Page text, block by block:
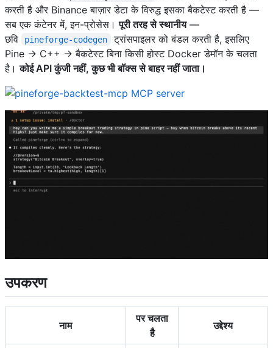
करती है और Binance बाज़ार डेटा के विरुद्ध इसका बैकटेस्ट करती है —
सब एक कंटेनर में, इन-प्रोसेस।पूरी तरह से स्थानीय—
छवि
pineforge-codegen
ट्रांसपाइलर को बंडल करती है, इसलिए
Pine → C++ → बैकटेस्ट बिना किसी होस्ट Docker डेमॉन के चलता
है।कोई API कुंजी नहीं, कुछ भी बॉक्स से बाहर नहीं जाता।
उपकरण
नाम
पर चलता
है
उद्देश्य